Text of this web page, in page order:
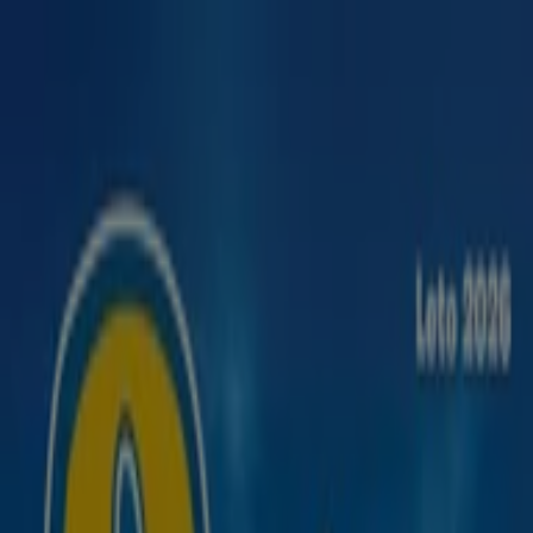
FeaturedSupermarkety
DoplnkyElektronika
Drogéria a
Kozmetika
Šport Hračky a Voľný Čas
Auto, Moto a
Náhradné DielyReštaurácia
Reklama
Kartago Tours Banská Bystrica -
Zľavy, Ponuky a Akcie